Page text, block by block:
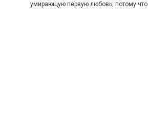
умирающую первую любовь, потому что